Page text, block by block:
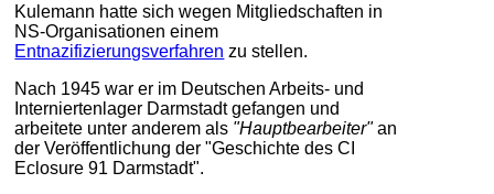
Kulemann hatte sich wegen Mitgliedschaften in
NS-Organisationen einem
Entnazifizierungsverfahren zu stellen.
Nach 1945 war er im Deutschen Arbeits- und
Interniertenlager Darmstadt gefangen und
arbeitete unter anderem als "Hauptbearbeiter"an
der Veröffentlichung der "Geschichte des CI
Eclosure 91 Darmstadt".